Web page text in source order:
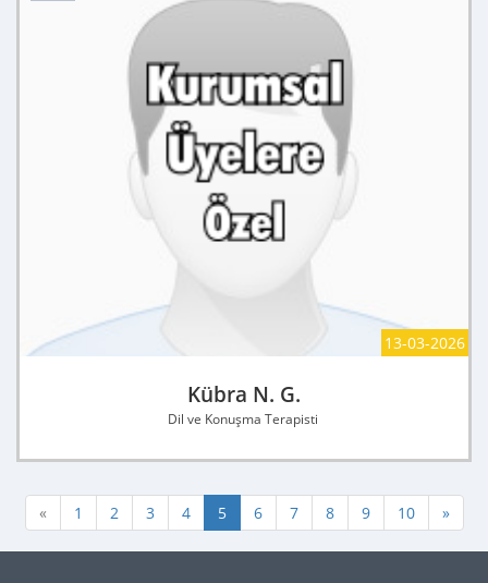
13-03-2026
Kübra N. G.
Dil ve Konuşma Terapisti
« 1 2 3 4 5 6 7 8 9 10 »